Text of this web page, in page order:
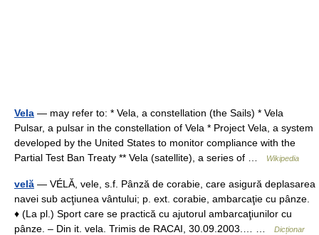
Vela — may refer to: * Vela, a constellation (the Sails) * Vela
Pulsar, a pulsar in the constellation of Vela * Project Vela, a system
developed by the United States to monitor compliance with the
Partial Test Ban Treaty ** Vela (satellite), a series of …
Wikipedia
velă — VÉLĂ, vele, s.f. Pânză de corabie, care asigură deplasarea
navei sub acţiunea vântului; p. ext. corabie, ambarcaţie cu pânze.
♦ (La pl.) Sport care se practică cu ajutorul ambarcaţiunilor cu
pânze. – Din it. vela. Trimis de RACAI, 30.09.2003.… …
Dicționar